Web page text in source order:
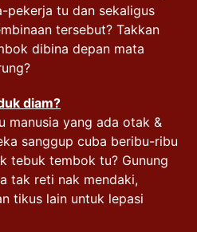
pekerja tu dan sekaligus
tersebut? Takkan
dibina depan mata
diam?
manusia yang ada otak &
sanggup cuba beribu-ribu
tebuk tembok tu? Gunung
tak reti nak mendaki,
tikus lain untuk lepasi